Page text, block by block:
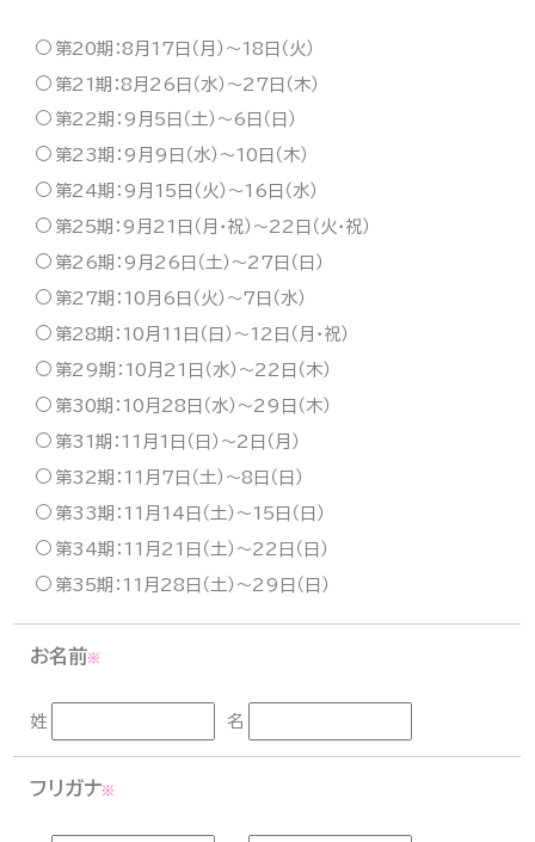
第20期：8月17日（月）〜18日（火）
第21期：8月26日（水）〜27日（木）
第22期：9月5日（土）〜6日（日）
第23期：9月9日（水）〜10日（木）
第24期：9月15日（火）〜16日（水）
第25期：9月21日（月・祝）〜22日（火・祝）
第26期：9月26日（土）〜27日（日）
第27期：10月6日（火）〜7日（水）
第28期：10月11日（日）〜12日（月・祝）
第29期：10月21日（水）〜22日（木）
第30期：10月28日（水）〜29日（木）
第31期：11月1日（日）〜2日（月）
第32期：11月7日（土）〜8日（日）
第33期：11月14日（土）〜15日（日）
第34期：11月21日（土）〜22日（日）
第35期：11月28日（土）〜29日（日）
お名前※
姓 名
フリガナ※